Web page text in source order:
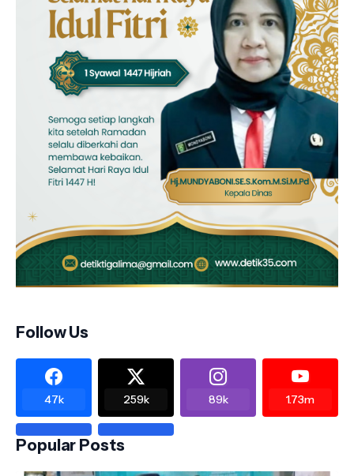
Follow Us
47k 259k 89k 1.73m
Popular Posts